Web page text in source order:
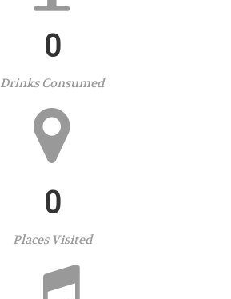
0
Drinks Consumed
0
Places Visited